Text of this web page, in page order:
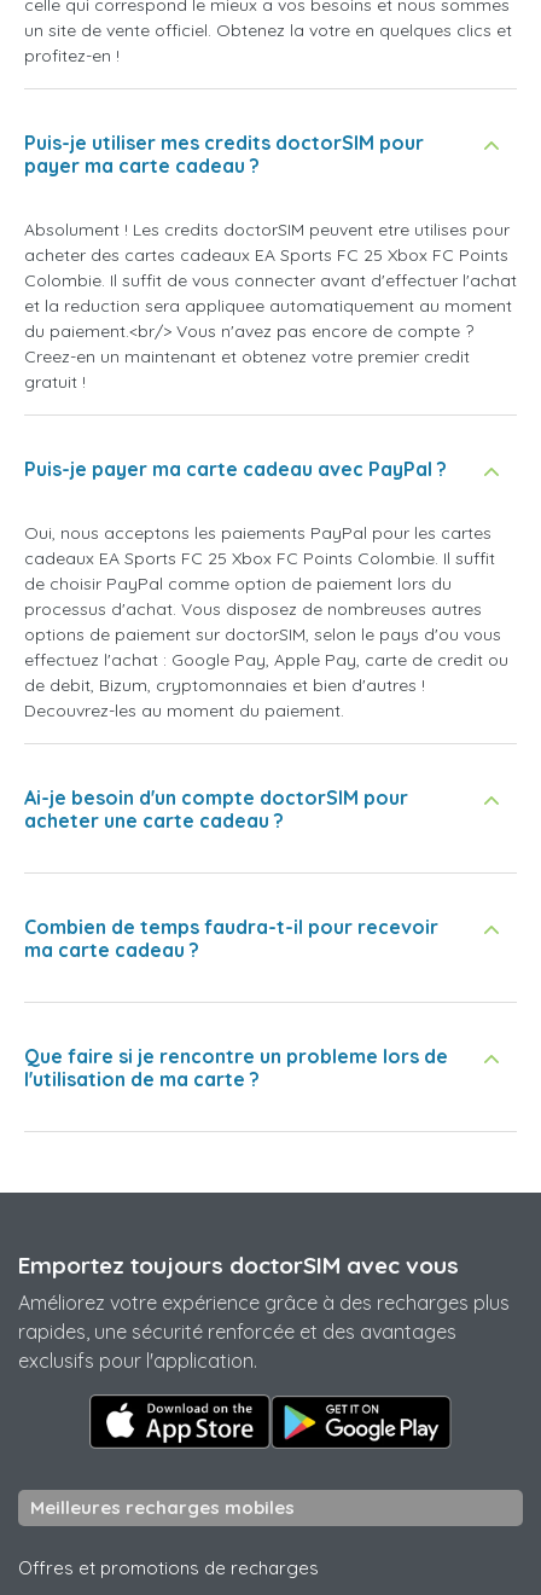
celle qui correspond le mieux a vos besoins et nous sommes
un site de vente officiel. Obtenez la votre en quelques clics et
profitez-en !
Puis-je utiliser mes credits doctorSIM pour
payer ma carte cadeau ?
Absolument ! Les credits doctorSIM peuvent etre utilises pour
acheter des cartes cadeaux EA Sports FC 25 Xbox FC Points
Colombie. Il suffit de vous connecter avant d'effectuer l'achat
et la reduction sera appliquee automatiquement au moment
du paiement.<br/> Vous n'avez pas encore de compte ?
Creez-en un maintenant et obtenez votre premier credit
gratuit !
Puis-je payer ma carte cadeau avec PayPal ?
Oui, nous acceptons les paiements PayPal pour les cartes
cadeaux EA Sports FC 25 Xbox FC Points Colombie. Il suffit
de choisir PayPal comme option de paiement lors du
processus d'achat. Vous disposez de nombreuses autres
options de paiement sur doctorSIM, selon le pays d'ou vous
effectuez l'achat : Google Pay, Apple Pay, carte de credit ou
de debit, Bizum, cryptomonnaies et bien d'autres !
Decouvrez-les au moment du paiement.
Ai-je besoin d'un compte doctorSIM pour
acheter une carte cadeau ?
Combien de temps faudra-t-il pour recevoir
ma carte cadeau ?
Que faire si je rencontre un probleme lors de
l'utilisation de ma carte ?
Emportez toujours doctorSIM avec vous
Améliorez votre expérience grâce à des recharges plus
rapides, une sécurité renforcée et des avantages
exclusifs pour l'application.
Meilleures recharges mobiles
Offres et promotions de recharges